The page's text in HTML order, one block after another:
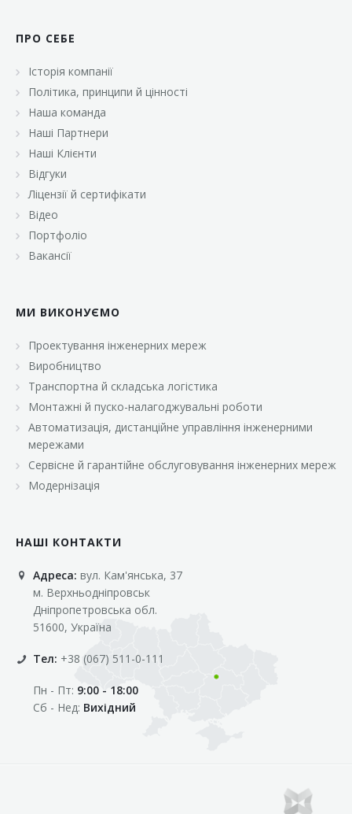
ПРО СЕБЕ
Історія компанії
Політика, принципи й цінності
Наша команда
Наші Партнери
Наші Клієнти
Відгуки
Ліцензії й сертифікати
Відео
Портфоліо
Вакансії
МИ ВИКОНУЄМО
Проектування інженерних мереж
Виробництво
Транспортна й складська логістика
Монтажні й пуско-налагоджувальні роботи
Автоматизація, дистанційне управління інженерними
мережами
Сервісне й гарантійне обслуговування інженерних мереж
Модернізація
НАШІ КОНТАКТИ
Адреса: вул. Кам'янська, 37
м. Верхньодніпровськ
Дніпропетровська обл.
51600, Україна
Тел: +38 (067) 511-0-111
Пн - Пт: 9:00 - 18:00
Сб - Нед: Вихідний